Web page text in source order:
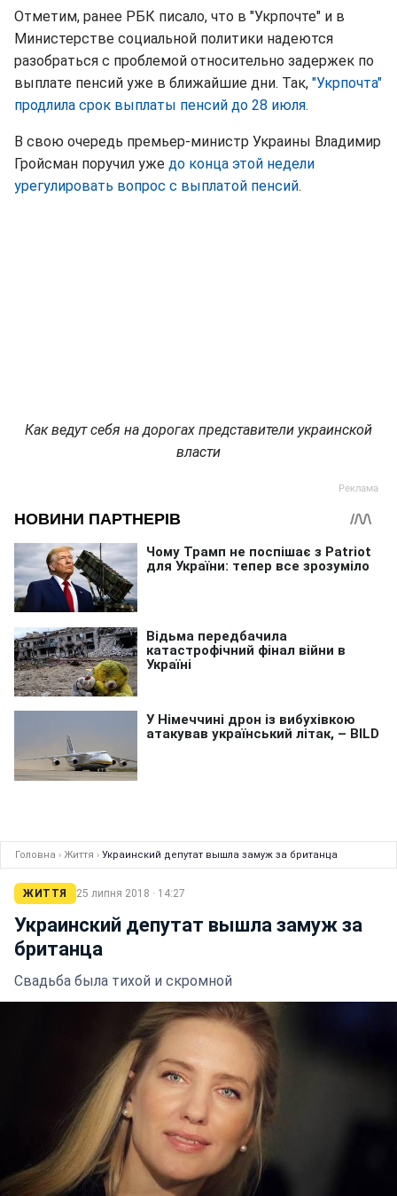
Отметим, ранее РБК писало, что в "Укрпочте" и в
Министерстве социальной политики надеются
разобраться с проблемой относительно задержек по
выплате пенсий уже в ближайшие дни. Так, "Укрпочта"
продлила срок выплаты пенсий до 28 июля.
В свою очередь премьер-министр Украины Владимир
Гройсман поручил уже до конца этой недели
урегулировать вопрос с выплатой пенсий.
Как ведут себя на дорогах представители украинской
власти
Головна › Життя › Украинский депутат вышла замуж за британца
ЖИТТЯ 25 липня 2018 · 14:27
Украинский депутат вышла замуж за
британца
Свадьба была тихой и скромной